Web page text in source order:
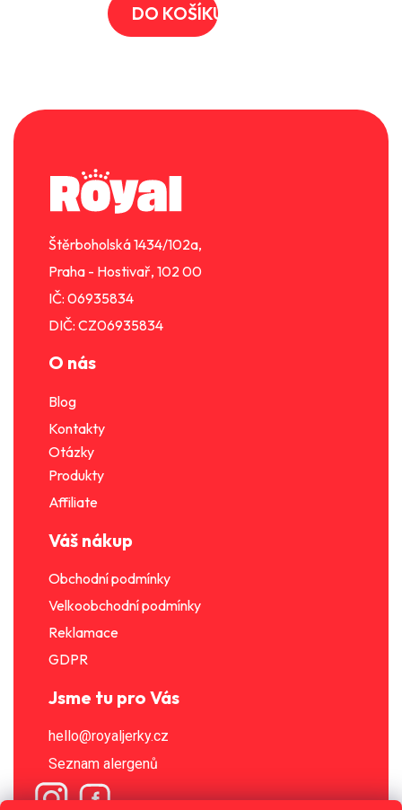
DO KOŠÍKU
Z
á
Štěrboholská 1434/102a,
Praha - Hostivař, 102 00
IČ: 06935834
DIČ: CZ06935834
O nás
Blog
Kontakty
Otázky
Produkty
Affiliate
Váš nákup
Obchodní podmínky
Velkoobchodní podmínky
Reklamace
GDPR
Jsme tu pro Vás
hello@royaljerky.cz
Seznam alergenů
Získej slevu 15 % na první nákup u nás!